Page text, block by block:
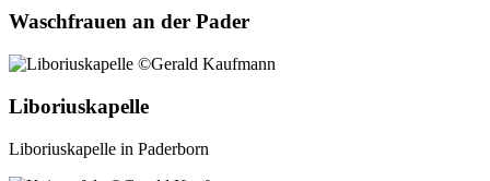
Waschfrauen an der Pader
Liboriuskapelle
Liboriuskapelle in Paderborn